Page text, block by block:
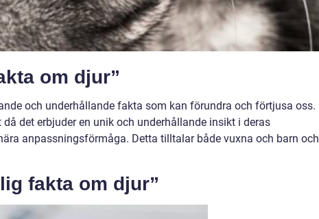
om djur”
och underhållande fakta som kan förundra och förtjusa oss.
det erbjuder en unik och underhållande insikt i deras
anpassningsförmåga. Detta tilltalar både vuxna och barn och
fakta om djur”